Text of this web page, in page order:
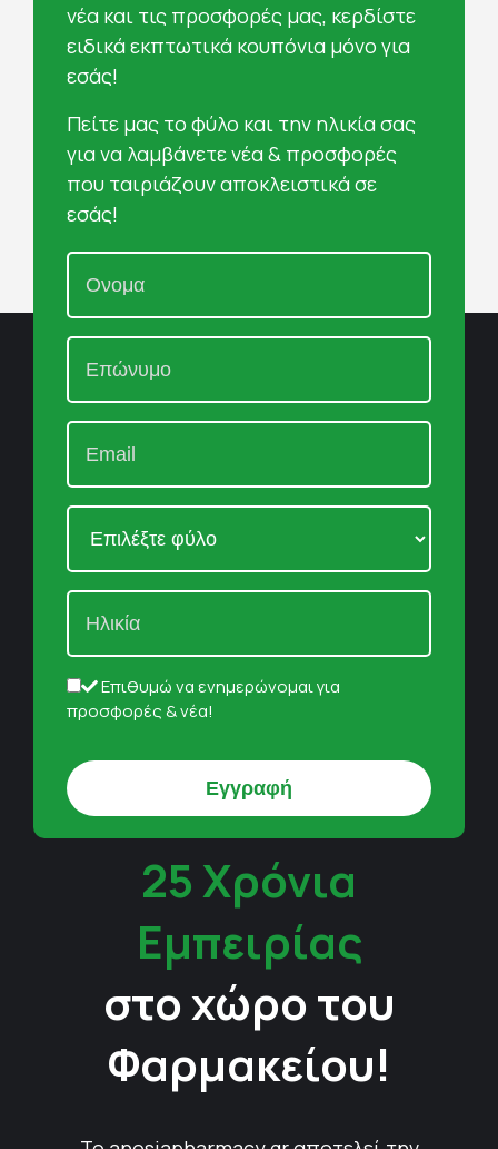
νέα και τις προσφορές μας, κερδίστε
ειδικά εκπτωτικά κουπόνια μόνο για
εσάς!
Πείτε μας το φύλο και την ηλικία σας
για να λαμβάνετε νέα & προσφορές
που ταιριάζουν αποκλειστικά σε
εσάς!
Επιθυμώ να ενημερώνομαι για
προσφορές & νέα!
25 Χρόνια
Εμπειρίας
στο χώρο του
Φαρμακείου!